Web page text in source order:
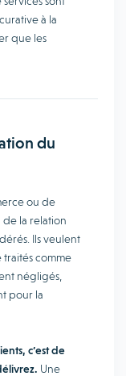
à la
que les
du
ou de
de la relation
Ils veulent
traités comme
négligés,
pour la
c’est de
Une